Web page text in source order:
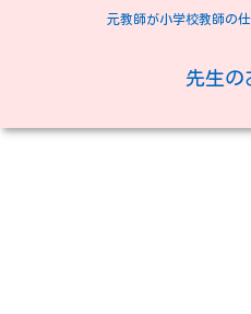
元教師が小学校教師の
先生の